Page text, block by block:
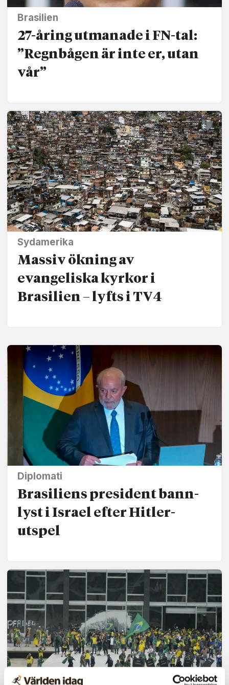
Brasilien
27-åring utmanade i FN-tal:
”Regnbågen är inte er, utan
vår”
Sydamerika
Massiv ökning av
evangeliska kyrkor i
Brasilien – lyfts i TV4
Diplomati
Brasiliens president bann­
lyst i Israel efter Hitler­­
utspel